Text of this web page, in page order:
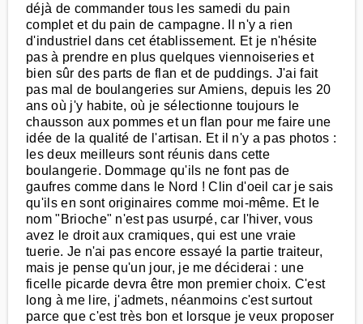
déjà de commander tous les samedi du pain
complet et du pain de campagne. Il n'y a rien
d'industriel dans cet établissement. Et je n'hésite
pas à prendre en plus quelques viennoiseries et
bien sûr des parts de flan et de puddings. J'ai fait
pas mal de boulangeries sur Amiens, depuis les 20
ans où j'y habite, où je sélectionne toujours le
chausson aux pommes et un flan pour me faire une
idée de la qualité de l'artisan. Et il n'y a pas photos :
les deux meilleurs sont réunis dans cette
boulangerie. Dommage qu'ils ne font pas de
gaufres comme dans le Nord ! Clin d'oeil car je sais
qu'ils en sont originaires comme moi-même. Et le
nom "Brioche" n'est pas usurpé, car l'hiver, vous
avez le droit aux cramiques, qui est une vraie
tuerie. Je n'ai pas encore essayé la partie traiteur,
mais je pense qu'un jour, je me déciderai : une
ficelle picarde devra être mon premier choix. C'est
long à me lire, j'admets, néanmoins c'est surtout
parce que c'est très bon et lorsque je veux proposer